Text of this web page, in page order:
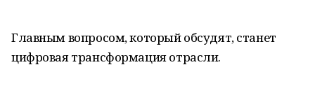
Главным вопросом, который обсудят, станет
цифровая трансформация отрасли.